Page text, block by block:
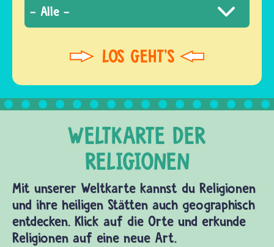
Mit unserer Weltkarte kannst du Religionen
und ihre heiligen Stätten auch geographisch
entdecken. Klick auf die Orte und erkunde
Religionen auf eine neue Art.